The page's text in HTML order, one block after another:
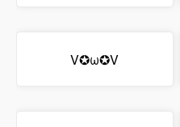
V✪ω✪V